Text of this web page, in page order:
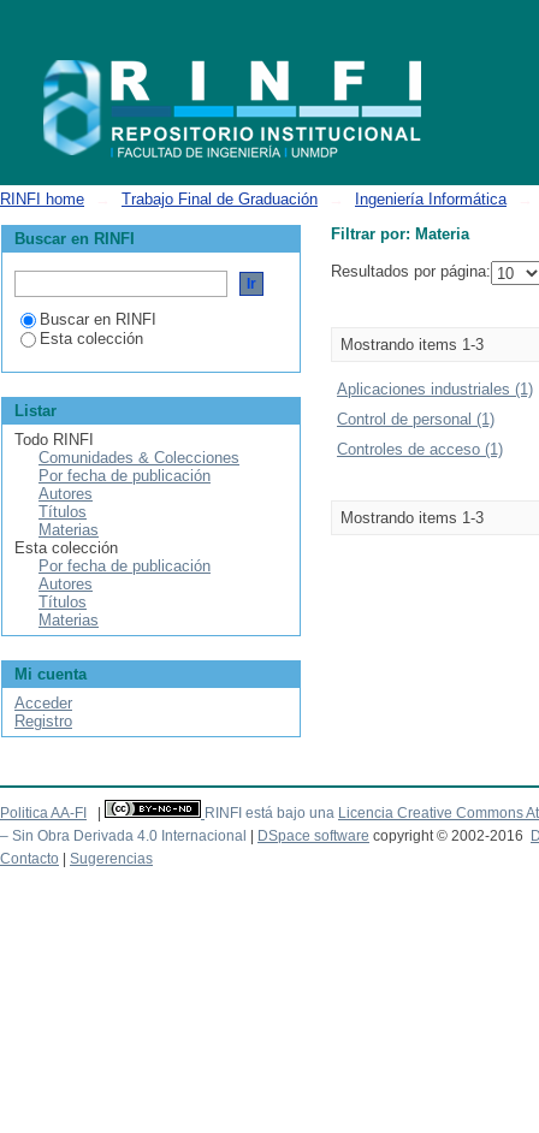
RINFI home Trabajo Final de Graduación Ingeniería Informática
Filtrar por: Materia
Resultados por página:
Mostrando items 1-3
Aplicaciones industriales (1)
Control de personal (1)
Controles de acceso (1)
Mostrando items 1-3
Buscar en RINFI
Buscar en RINFI
Esta colección
Listar
Todo RINFI
Comunidades & Colecciones
Por fecha de publicación
Autores
Títulos
Materias
Esta colección
Por fecha de publicación
Autores
Títulos
Materias
Mi cuenta
Acceder
Registro
Politica AA-FI RINFI está bajo una Licencia Creative Commons
– Sin Obra Derivada 4.0 Internacional
DSpace software copyright © 2002-2016
Contacto
Sugerencias